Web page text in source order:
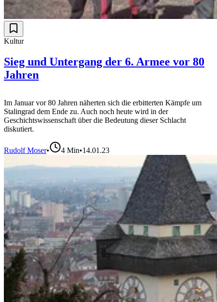
Kultur
Sieg und Untergang der 6. Armee vor 80
Jahren
Im Januar vor 80 Jahren näherten sich die erbitterten Kämpfe um
Stalingrad dem Ende zu. Auch noch heute wird in der
Geschichtswissenschaft über die Bedeutung dieser Schlacht
diskutiert.
Rudolf Moser• 4 Min•14.01.23